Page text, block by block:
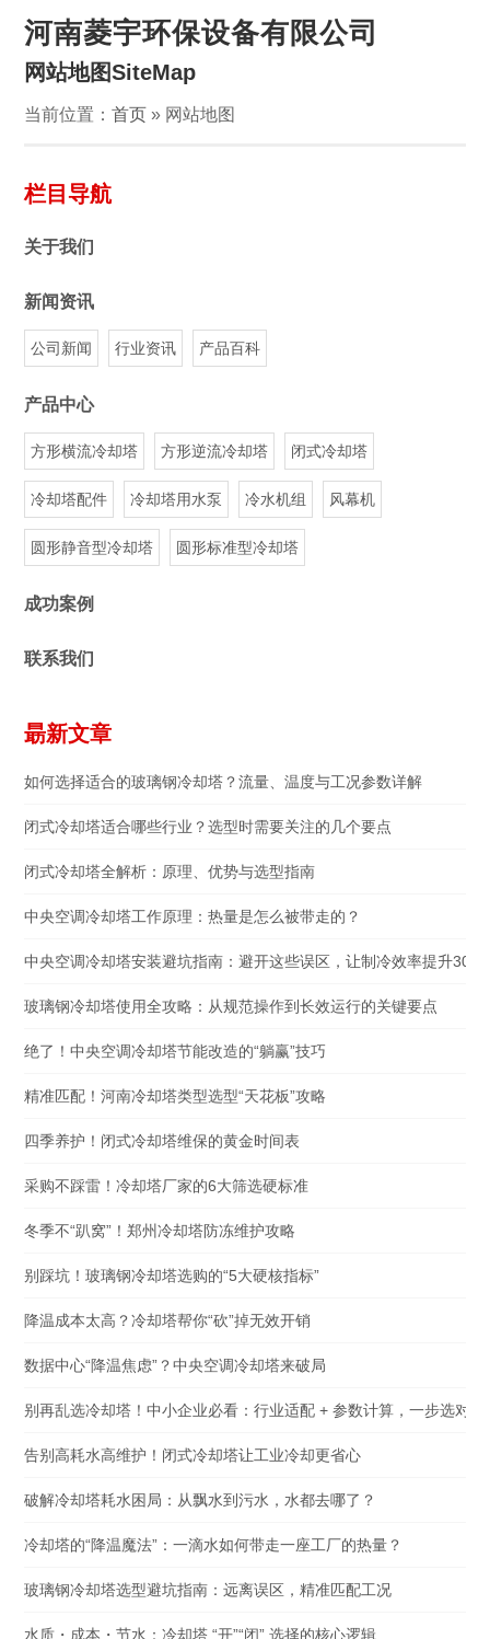
河南菱宇环保设备有限公司
网站地图SiteMap
当前位置：首页 » 网站地图
栏目导航
关于我们
新闻资讯
公司新闻 行业资讯 产品百科
产品中心
方形横流冷却塔 方形逆流冷却塔 闭式冷却塔
冷却塔配件 冷却塔用水泵 冷水机组 风幕机
圆形静音型冷却塔 圆形标准型冷却塔
成功案例
联系我们
朂新文章
如何选择适合的玻璃钢冷却塔？流量、温度与工况参数详解
闭式冷却塔适合哪些行业？选型时需要关注的几个要点
闭式冷却塔全解析：原理、优势与选型指南
中央空调冷却塔工作原理：热量是怎么被带走的？
中央空调冷却塔安装避坑指南：避开这些误区，让制冷效率提升30%
玻璃钢冷却塔使用全攻略：从规范操作到长效运行的关键要点
绝了！中央空调冷却塔节能改造的“躺赢”技巧
精准匹配！河南冷却塔类型选型“天花板”攻略
四季养护！闭式冷却塔维保的黄金时间表
采购不踩雷！冷却塔厂家的6大筛选硬标准
冬季不“趴窝”！郑州冷却塔防冻维护攻略
别踩坑！玻璃钢冷却塔选购的“5大硬核指标”
降温成本太高？冷却塔帮你“砍”掉无效开销
数据中心“降温焦虑”？中央空调冷却塔来破局
别再乱选冷却塔！中小企业必看：行业适配 + 参数计算，一步选对不
告别高耗水高维护！闭式冷却塔让工业冷却更省心
破解冷却塔耗水困局：从飘水到污水，水都去哪了？
冷却塔的“降温魔法”：一滴水如何带走一座工厂的热量？
玻璃钢冷却塔选型避坑指南：远离误区，精准匹配工况
水质・成本・节水：冷却塔 “开”“闭” 选择的核心逻辑